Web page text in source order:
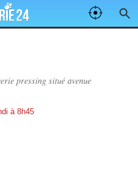
pressing situé avenue
à 8h45